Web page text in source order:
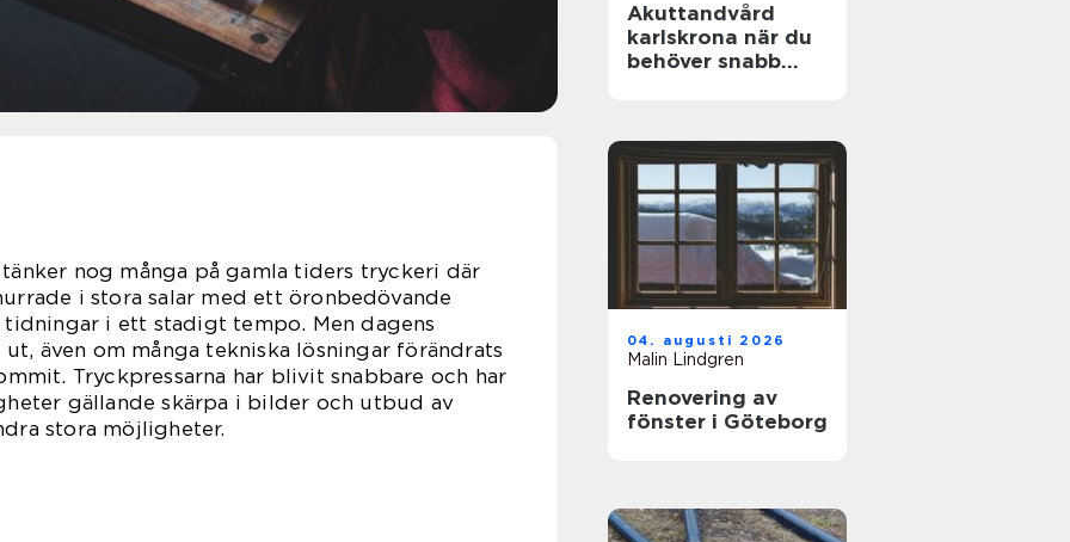
nog många på gamla tiders tryckeri där
i stora salar med ett öronbedövande
tidningar i ett stadigt tempo. Men dagens
även om många tekniska lösningar förändrats
Tryckpressarna har blivit snabbare och har
gällande skärpa i bilder och utbud av
stora möjligheter.
Akuttandvård
karlskrona när du
behöver snabb
04. augusti 2026
Malin Lindgren
Renovering av
fönster i Göteborg